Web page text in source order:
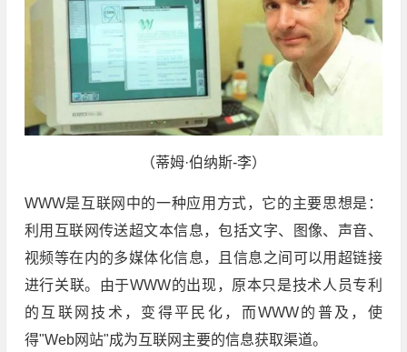
（蒂姆·伯纳斯-李）
WWW是互联网中的一种应用方式，它的主要思想是：
利用互联网传送超文本信息，包括文字、图像、声音、
视频等在内的多媒体化信息，且信息之间可以用超链接
进行关联。由于WWW的出现，原本只是技术人员专利
的互联网技术，变得平民化，而WWW的普及，使
得"Web网站"成为互联网主要的信息获取渠道。